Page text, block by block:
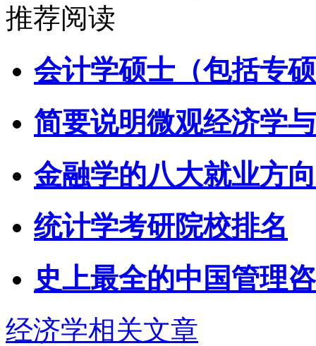
推荐阅读
会计学硕士（包括专
简要说明微观经济学
金融学的八大就业方
统计学考研院校排名
史上最全的中国管理
经济学相关文章